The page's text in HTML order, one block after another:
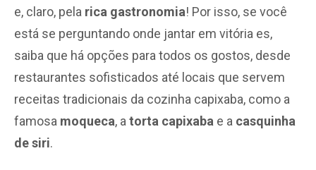
e, claro, pela rica gastronomia! Por isso, se você
está se perguntando onde jantar em vitória es,
saiba que há opções para todos os gostos, desde
restaurantes sofisticados até locais que servem
receitas tradicionais da cozinha capixaba, como a
famosa moqueca, a torta capixaba e a casquinha
de siri.